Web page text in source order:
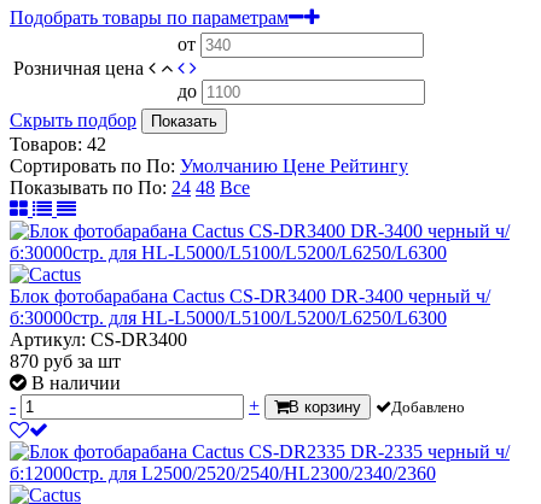
Подобрать товары по параметрам
Розничная цена
от
до
Скрыть подбор
Показать
Товаров: 42
Сортировать по По: Умолчанию Цене Рейтингу
Показывать по По: 24 48 Все
Блок фотобарабана Cactus CS-DR3400 DR-3400 черный ч/
б:30000стр. для HL-L5000/L5100/L5200/L6250/L6300
Артикул: CS-DR3400
870 руб за шт
В наличии
-
+ В корзину Добавлено